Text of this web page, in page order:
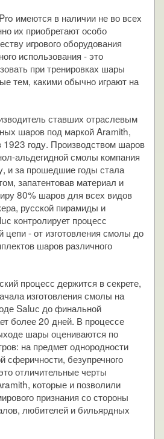
имеются в наличии не во всех
их приобретают особо
игрового оборудования
использования - это
при тренировках шары
тем, какими обычно играют на
ставших отраслевым
шаров под маркой Aramith,
1923 году. Производством шаров
альдегидной смолы компания
и за прошедшие годы стала
запатентовав материал и
80% шаров для всех видов
русской пирамиды и
контролирует процесс
цепи - от изготовления смолы до
шаров различного
процесс держится в секрете,
изготовления смолы на
Saluс до финальной
более 20 дней. В процессе
шары оцениваются по
на предмет однородности
сферичности, безупречного
отличительные черты
которые и позволили
признания со стороны
любителей и бильярдных